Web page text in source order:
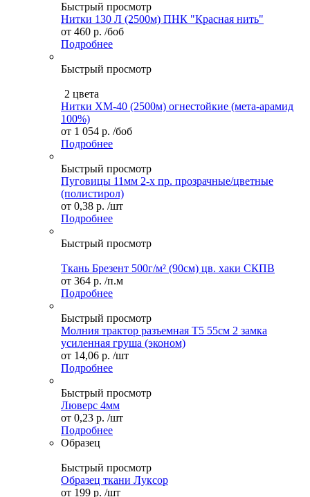
Быстрый просмотр
Нитки 130 Л (2500м) ПНК "Красная нить"
от 460 р. /боб
Подробнее
Быстрый просмотр
2 цвета
Нитки ХМ-40 (2500м) огнестойкие (мета-арамид
100%)
от 1 054 р. /боб
Подробнее
Быстрый просмотр
Пуговицы 11мм 2-х пр. прозрачные/цветные
(полистирол)
от 0,38 р. /шт
Подробнее
Быстрый просмотр
Ткань Брезент 500г/м² (90см) цв. хаки СКПВ
от 364 р. /п.м
Подробнее
Быстрый просмотр
Молния трактор разъемная Т5 55см 2 замка
усиленная груша (эконом)
от 14,06 р. /шт
Подробнее
Быстрый просмотр
Люверс 4мм
от 0,23 р. /шт
Подробнее
Образец
Быстрый просмотр
Образец ткани Луксор
от 199 р. /шт